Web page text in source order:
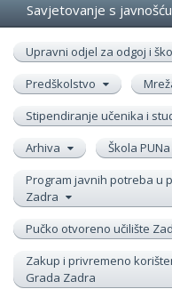
Savjetovanje s javnošću
Upravni odjel za odgoj i
Predškolstvo
Stipendiranje učenika i
Arhiva
Škola
Program javnih potreba u
Zadra
Pučko otvoreno učilište
Zakup i privremeno
Grada Zadra